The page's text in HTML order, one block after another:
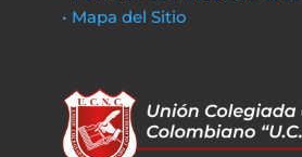
• Mapa del Sitio